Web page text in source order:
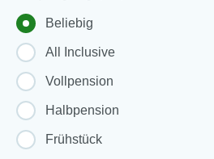
Beliebig
All Inclusive
Vollpension
Halbpension
Frühstück